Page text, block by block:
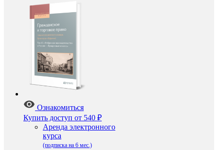
Ознакомиться
Купить доступ от 540 ₽
Аренда электронного
курса
(подписка на 6 мес.)